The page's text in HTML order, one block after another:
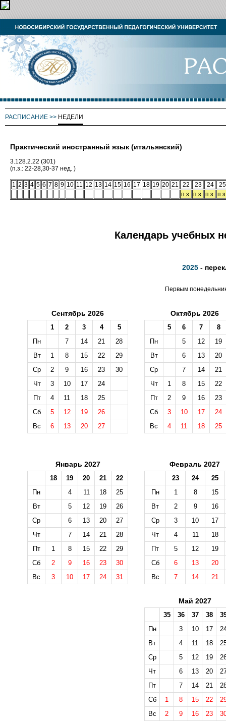
РАСПИСАНИЕ >> НЕДЕЛИ
Практический иностранный язык (итальянский)
3.128.2.22 (301)
(п.з.: 22-28,30-37 нед. )
1 2 3 4 5 6 7 8 9 10 11 12 13 14 15 16 17 18 19 20 21 22 23 24
25
п.з. п.з. п.з.
Календарь учебных
2025-
Первым
Сентябрь 2026
1 2 3 4
5
Пн
7 14 21
28
Вт
1 8 15 22
29
Ср
2 9 16 23
30
Чт
3 10 17
24
Пт
4 11 18
25
Сб
5 12 19
26
Вс
6 13 20 27
Октябрь 2026
5 6 7
8
Пн
5 12
19
Вт
6 13
20
Ср
7 14
21
Чт
1 8 15
22
Пт
2 9 16
23
Сб
3 10 17
24
Вс
4 11 18 25
Январь 2027
18 19 20 21
22
Пн
4 11 18
25
Вт
5 12 19
26
Ср
6 13 20
27
Чт
7 14 21
28
Пт
1 8 15 22
29
Сб
2 9 16 23
30
Вс
3 10 17 24 31
Февраль 2027
23 24
25
Пн
1 8
15
Вт
2 9
16
Ср
3 10
17
Чт
4 11
18
Пт
5 12
19
Сб
6 13
20
Вс
7 14 21
Май 2027
35 36 37 38
Пн
3 10 17
Вт
4 11 18
Ср
5 12 19
Чт
6 13 20
Пт
7 14 21
Сб
1 8 15 22
Вс
2 9 16 23